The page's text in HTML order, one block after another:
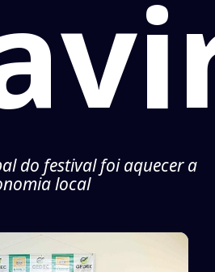
do festival foi aquecer a
local